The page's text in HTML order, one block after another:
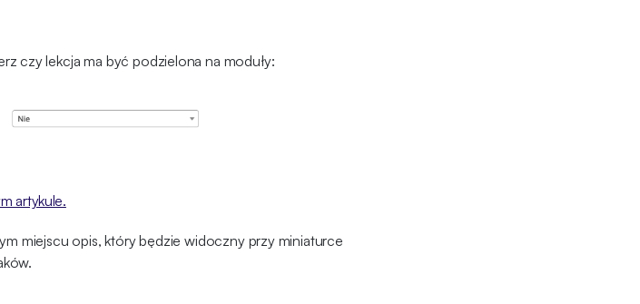
czy lekcja ma być podzielona na moduły:
artykule.
miejscu opis, który będzie widoczny przy miniaturce